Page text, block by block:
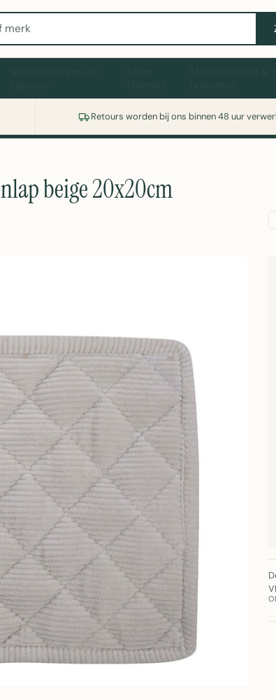
Retours worden bij ons binnen 48 uur
Wasmachine of koelkast nodig? Vergelijk alle prijzen op
beige 20x20cm